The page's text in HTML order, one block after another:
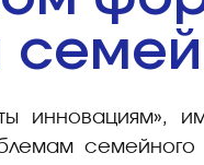
инновациям»,
семейного